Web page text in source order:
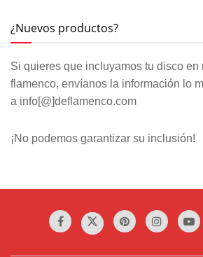
¿Nuevos productos?
Si quieres que incluyamos tu disco en
flamenco, envíanos la información lo
a info[@]deflamenco.com
¡No podemos garantizar su inclusión!